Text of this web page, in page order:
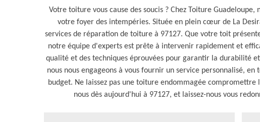
Votre toiture vous cause des soucis ? Chez Toiture
votre foyer des intempéries. Située en plein cœur de La
services de réparation de toiture à 97127. Que votre toit
notre équipe d'experts est prête à intervenir rapidement et
qualité et des techniques éprouvées pour garantir la durabilité
nous nous engageons à vous fournir un service personnalisé,
budget. Ne laissez pas une toiture endommagée
nous dès aujourd'hui à 97127, et laissez-nous vous